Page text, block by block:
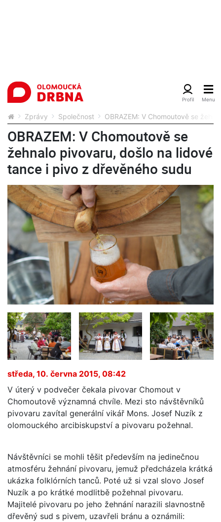
Zprávy Společnost OBRAZEM: V Chomoutově se
OBRAZEM: V Chomoutově se
žehnalo pivovaru, došlo na lidové
tance i pivo z dřevěného sudu
středa, 10. června 2015, 08:42
V úterý v podvečer čekala pivovar Chomout v
Chomoutově významná chvíle. Mezi sto návštěvníků
pivovaru zavítal generální vikář Mons. Josef Nuzík z
olomouckého arcibiskupství a pivovaru požehnal.
Návštěvníci se mohli těšit především na jedinečnou
atmosféru žehnání pivovaru, jemuž předcházela krátká
ukázka folklórních tanců. Poté už si vzal slovo Josef
Nuzík a po krátké modlitbě požehnal pivovaru.
Majitelé pivovaru po jeho žehnání narazili slavnostně
dřevěný sud s pivem, uzavřeli bránu a oznámili: